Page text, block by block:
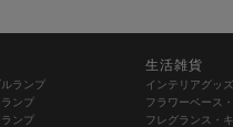
ランプ
ンプ
ンプ
生活雑貨
インテリアグッズ
フラワーベース
フレグランス・